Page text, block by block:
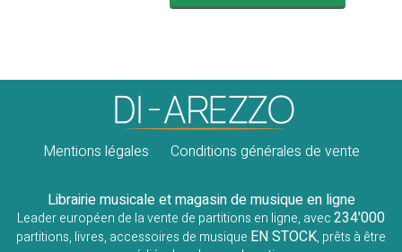
Mentions légales Conditions générales de vente
Librairie musicale et magasin de musique en ligne
Leader européen de la vente de partitions en ligne, avec234'000
partitions, livres, accessoires de musique EN STOCK, prêts à être